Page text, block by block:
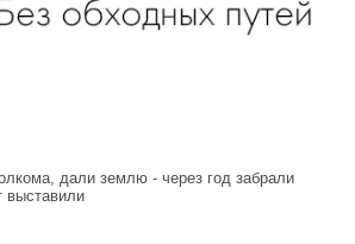
дали землю - через год забрали
выставили